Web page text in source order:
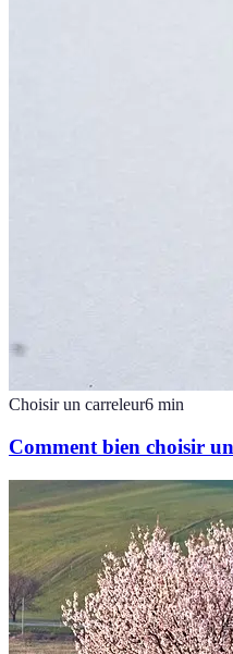
Choisir un carreleur6 min
Comment bien choisir